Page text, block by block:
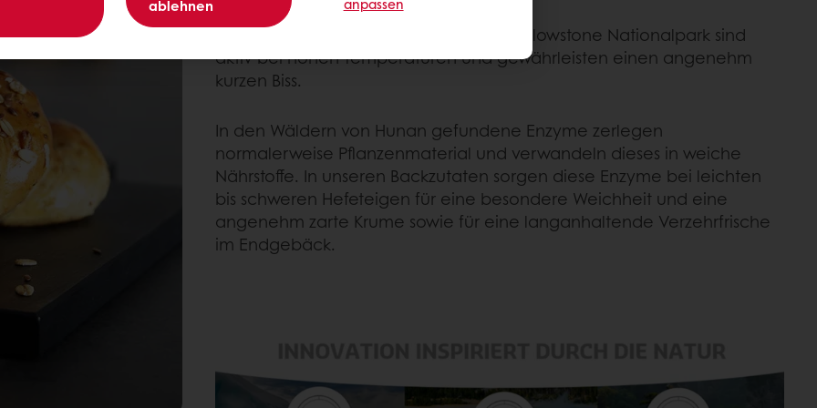
Enzyme aus den heißen Quellen des Yellowstone Nationalpark sind
aktiv bei hohen Temperaturen und gewährleisten einen angenehm
kurzen Biss.
In den Wäldern von Hunan gefundene Enzyme zerlegen
normalerweise Pflanzenmaterial und verwandeln dieses in weiche
Nährstoffe. In unseren Backzutaten sorgen diese Enzyme bei leichten
bis schweren Hefeteigen für eine besondere Weichheit und eine
angenehm zarte Krume sowie für eine langanhaltende Verzehrfrische
im Endgebäck.
ablehnen